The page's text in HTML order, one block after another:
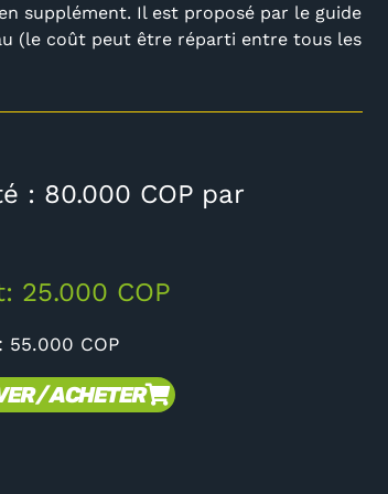
supplément. Il est proposé par le guide
(le coût peut être réparti entre tous les
: 80.000 COP par
25.000 COP
55.000 COP
/ ACHETER